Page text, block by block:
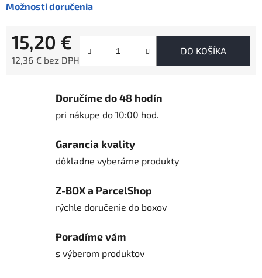
Možnosti doručenia
15,20 €
12,36 € bez DPH
DO KOŠÍKA
Doručíme do 48 hodín
pri nákupe do 10:00 hod.
Garancia kvality
dôkladne vyberáme produkty
Z-BOX a ParcelShop
rýchle doručenie do boxov
Poradíme vám
s výberom produktov